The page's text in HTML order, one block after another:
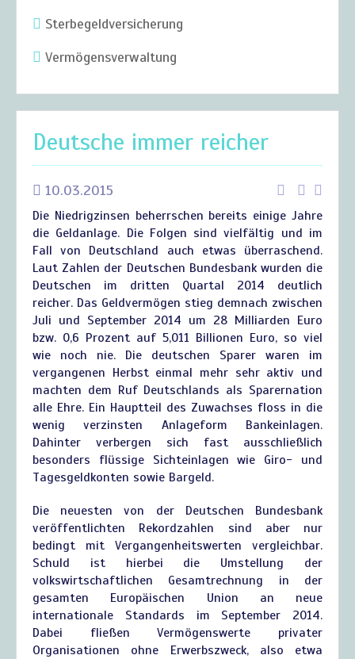
Sterbegeldversicherung
Vermögensverwaltung
Deutsche immer reicher
10.03.2015
Die Niedrigzinsen beherrschen bereits einige Jahre
die Geldanlage. Die Folgen sind vielfältig und im
Fall von Deutschland auch etwas überraschend.
Laut Zahlen der Deutschen Bundesbank wurden die
Deutschen im dritten Quartal 2014 deutlich
reicher. Das Geldvermögen stieg demnach zwischen
Juli und September 2014 um 28 Milliarden Euro
bzw. 0,6 Prozent auf 5,011 Billionen Euro, so viel
wie noch nie. Die deutschen Sparer waren im
vergangenen Herbst einmal mehr sehr aktiv und
machten dem Ruf Deutschlands als Sparernation
alle Ehre. Ein Hauptteil des Zuwachses floss in die
wenig verzinsten Anlageform Bankeinlagen.
Dahinter verbergen sich fast ausschließlich
besonders flüssige Sichteinlagen wie Giro- und
Tagesgeldkonten sowie Bargeld.
Die neuesten von der Deutschen Bundesbank
veröffentlichten Rekordzahlen sind aber nur
bedingt mit Vergangenheitswerten vergleichbar.
Schuld ist hierbei die Umstellung der
volkswirtschaftlichen Gesamtrechnung in der
gesamten Europäischen Union an neue
internationale Standards im September 2014.
Dabei fließen Vermögenswerte privater
Organisationen ohne Erwerbszweck, also etwa